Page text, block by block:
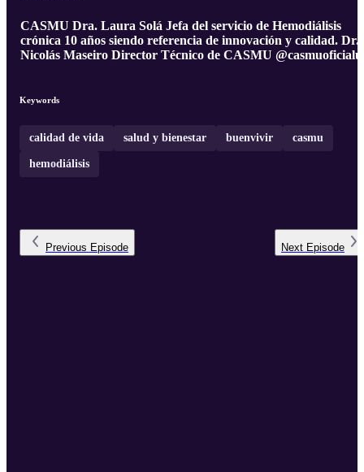
CASMU Dra. Laura Solá Jefa del servicio de Hemodiálisis
crónica 10 años siendo referencia de innovación y calidad. Dr.
Nicolás Maseiro Director Técnico de CASMU
Keywords
calidad de vida salud y bienestar buenvivir casmu
hemodiálisis
Previous Episode Next Episode